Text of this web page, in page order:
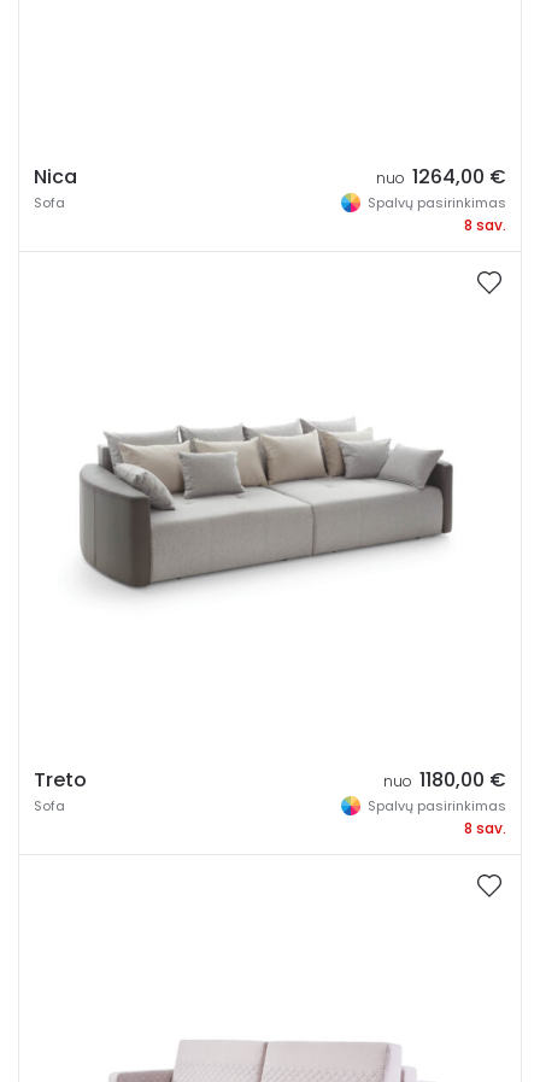
Nica
Sofa
nuo 1264,00 €
Spalvų pasirinkimas
8 sav.
Treto
Sofa
nuo 1180,00 €
Spalvų pasirinkimas
8 sav.